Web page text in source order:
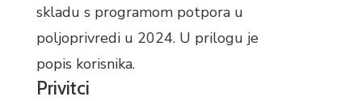
skladu s programom potpora u
poljoprivredi u 2024. U prilogu je
popis korisnika.
Privitci